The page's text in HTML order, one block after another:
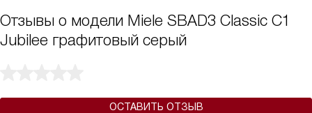
Отзывы о модели Miele SBAD3 Classic C1
Jubilee графитовый серый
ОСТАВИТЬ ОТЗЫВ